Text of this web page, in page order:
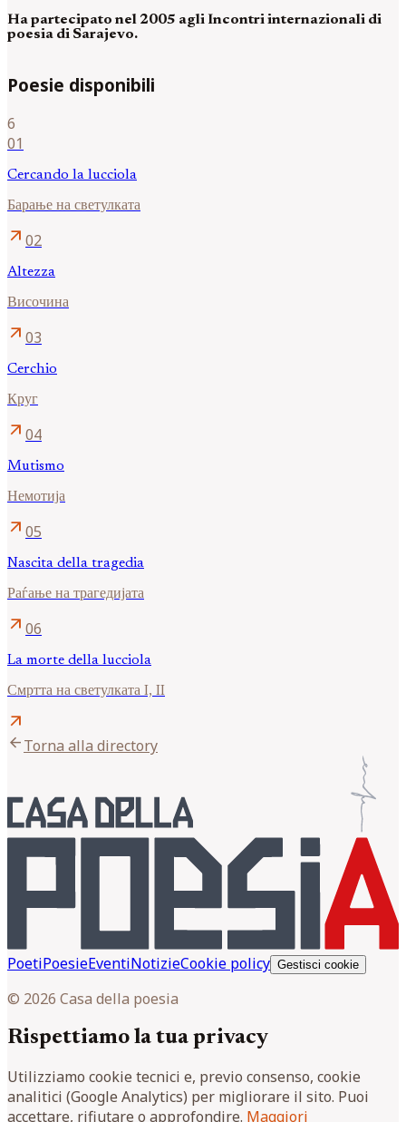
Ha partecipato nel 2005 agli Incontri internazionali di
poesia di Sarajevo.
Poesie disponibili
6
01
Cercando la lucciola
Барање на светулката
arrow_outward 02
Altezza
Височина
arrow_outward 03
Cerchio
Круг
arrow_outward 04
Mutismo
Немотија
arrow_outward 05
Nascita della tragedia
Раѓање на трагедијата
arrow_outward 06
La morte della lucciola
Смртта на светулката I, II
arrow_outward
arrow_backTorna alla directory
PoetiPoesieEventiNotizieCookie policy Gestisci cookie
© 2026 Casa della poesia
Rispettiamo la tua privacy
Utilizziamo cookie tecnici e, previo consenso, cookie
analitici (Google Analytics) per migliorare il sito. Puoi
accettare, rifiutare o approfondire. Maggiori